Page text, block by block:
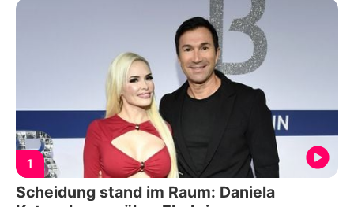
1
Scheidung stand im Raum: Daniela